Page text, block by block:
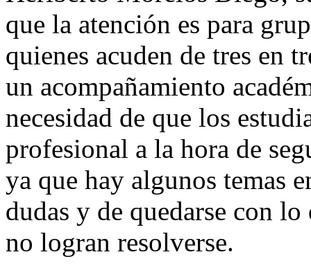
que la atención es para
quienes acuden de tres en
un acompañamiento
necesidad de que los
profesional a la hora de
ya que hay algunos temas
dudas y de quedarse con
no logran resolverse.